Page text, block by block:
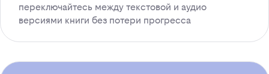
переключайтесь между текстовой и аудио
версиями книги без потери прогресса